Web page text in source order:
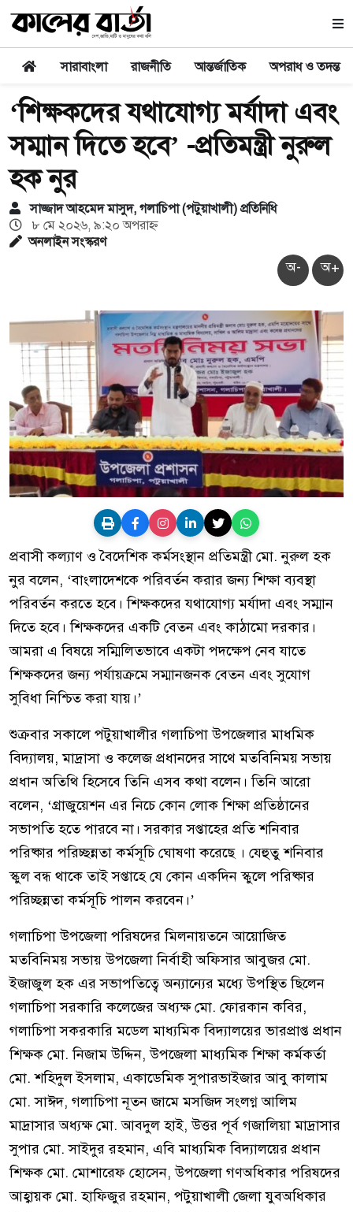
সারাবাংলা রাজনীতি আন্তর্জাতিক অপরাধ ও তদন্ত
‘শিক্ষকদের যথাযোগ্য মর্যাদা এবং
সম্মান দিতে হবে’ -প্রতিমন্ত্রী নুরুল
হক নুর
সাজ্জাদ আহমেদ মাসুদ, গলাচিপা (পটুয়াখালী) প্রতিনিধি
৮ মে ২০২৬, ৯:২০ অপরাহ্ণ
অনলাইন সংস্করণ
অ- অ+
প্রবাসী কল্যাণ ও বৈদেশিক কর্মসংস্থান প্রতিমন্ত্রী মো. নুরুল হক
নুর বলেন, ‘বাংলাদেশকে পরিবর্তন করার জন্য শিক্ষা ব্যবস্থা
পরিবর্তন করতে হবে। শিক্ষকদের যথাযোগ্য মর্যাদা এবং সম্মান
দিতে হবে। শিক্ষকদের একটি বেতন এবং কাঠামো দরকার।
আমরা এ বিষয়ে সম্মিলিতভাবে একটা পদক্ষেপ নেব যাতে
শিক্ষকদের জন্য পর্যায়ক্রমে সম্মানজনক বেতন এবং সুযোগ
সুবিধা নিশ্চিত করা যায়।’
শুক্রবার সকালে পটুয়াখালীর গলাচিপা উপজেলার মাধমিক
বিদ্যালয়, মাদ্রাসা ও কলেজ প্রধানদের সাথে মতবিনিময় সভায়
প্রধান অতিথি হিসেবে তিনি এসব কথা বলেন। তিনি আরো
বলেন, ‘গ্রাজুয়েশন এর নিচে কোন লোক শিক্ষা প্রতিষ্ঠানের
সভাপতি হতে পারবে না। সরকার সপ্তাহের প্রতি শনিবার
পরিষ্কার পরিচ্ছন্নতা কর্মসূচি ঘোষণা করেছে । যেহুতু শনিবার
স্কুল বন্ধ থাকে তাই সপ্তাহে যে কোন একদিন স্কুলে পরিষ্কার
পরিচ্ছন্নতা কর্মসূচি পালন করবেন।’
গলাচিপা উপজেলা পরিষদের মিলনায়তনে আয়োজিত
মতবিনিময় সভায় উপজেলা নির্বাহী অফিসার আবুজর মো.
ইজাজুল হক এর সভাপতিত্বে অন্যান্যের মধ্যে উপস্থিত ছিলেন
গলাচিপা সরকারি কলেজের অধ্যক্ষ মো. ফোরকান কবির,
গলাচিপা সকরকারি মডেল মাধ্যমিক বিদ্যালয়ের ভারপ্রাপ্ত প্রধান
শিক্ষক মো. নিজাম উদ্দিন, উপজেলা মাধ্যমিক শিক্ষা কর্মকর্তা
মো. শহিদুল ইসলাম, একাডেমিক সুপারভাইজার আবু কালাম
মো. সাঈদ, গলাচিপা নূতন জামে মসজিদ সংলগ্ন আলিম
মাদ্রাসার অধ্যক্ষ মো. আবদুল হাই, উত্তর পূর্ব গজালিয়া মাদ্রাসার
সুপার মো. সাইদুর রহমান, এবি মাধ্যমিক বিদ্যালয়ের প্রধান
শিক্ষক মো. মোশারেফ হোসেন, উপজেলা গণঅধিকার পরিষদের
আহ্বায়ক মো. হাফিজুর রহমান, পটুয়াখালী জেলা যুবঅধিকার